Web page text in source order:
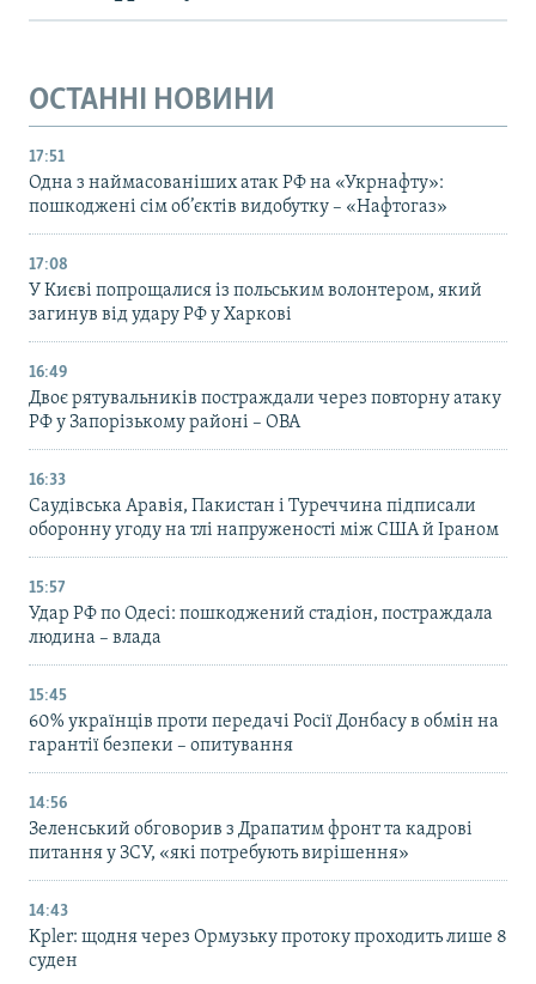
ОСТАННІ НОВИНИ
17:51
Одна з наймасованіших атак РФ на «Укрнафту»:
пошкоджені сім об’єктів видобутку – «Нафтогаз»
17:08
У Києві попрощалися із польським волонтером, який
загинув від удару РФ у Харкові
16:49
Двоє рятувальників постраждали через повторну атаку
РФ у Запорізькому районі – ОВА
16:33
Саудівська Аравія, Пакистан і Туреччина підписали
оборонну угоду на тлі напруженості між США й Іраном
15:57
Удар РФ по Одесі: пошкоджений стадіон, постраждала
людина – влада
15:45
60% українців проти передачі Росії Донбасу в обмін на
гарантії безпеки – опитування
14:56
Зеленський обговорив з Драпатим фронт та кадрові
питання у ЗСУ, «які потребують вирішення»
14:43
Kpler: щодня через Ормузьку протоку проходить лише 8
суден